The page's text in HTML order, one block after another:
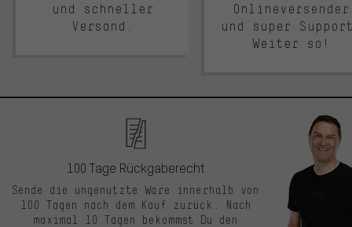
und schneller
Versand.
Onlineversender
und super
Weiter so!
100 Tage Rückgaberecht
Sende die ungenutzte Ware innerhalb von
100 Tagen nach dem Kauf zurück. Nach
maximal 10 Tagen bekommst Du den